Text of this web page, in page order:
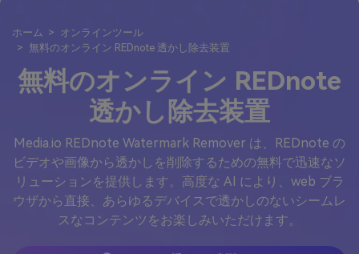
ホーム
オンラインツール
無料のオンライン REDnote 透かし除去装置
無料のオンライン REDnote
透かし除去装置
Media.io REDnote Watermark Remover は、REDnote の
ビデオや画像から透かしを削除するための無料で迅速なソ
リューションを提供します。高度な AI により、web ブラ
ウザから直接、あらゆるデバイスで透かしのないシームレ
スなコンテンツをお楽しみいただけます。